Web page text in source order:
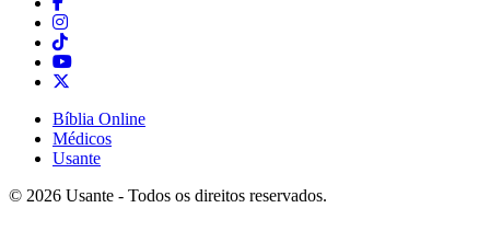
Bíblia Online
Médicos
Usante
© 2026 Usante - Todos os direitos reservados.